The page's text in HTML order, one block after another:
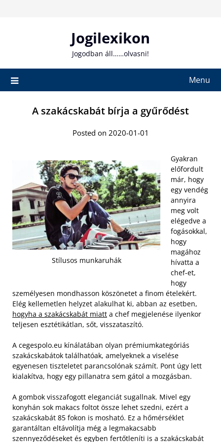
Jogilexikon
Jogodban áll……olvasni!
Menu
A szakácskabát bírja a gyűrődést
Posted on 2020-01-01
Stílusos munkaruhák
Gyakran
előfordult
már, hogy
egy vendég
annyira
meg volt
elégedve a
fogásokkal,
hogy
magához
hívatta a
chef-et,
hogy
személyesen mondhasson köszönetet a finom ételekért.
Elég kellemetlen helyzet alakulhat ki, abban az esetben,
hogyha a szakácskabát miatt a chef megjelenése ilyenkor
teljesen esztétikátlan, sőt, visszataszító.
A cegespolo.eu kínálatában olyan prémiumkategóriás
szakácskabátok találhatóak, amelyeknek a viselése
egyenesen tiszteletet parancsolónak számít. Pont úgy lett
kialakítva, hogy egy pillanatra sem gátol a mozgásban.
A gombok visszafogott eleganciát sugallnak. Mivel egy
konyhán sok makacs foltot össze lehet szedni, ezért a
szakácskabát 85 fokon is mosható. Ez a hőmérséklet
garantáltan eltávolítja még a legmakacsabb
szennyeződéseket és egyben fertőtleníti is a szakácskabát